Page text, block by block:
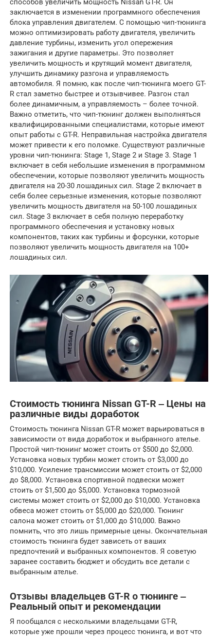
способов увеличить мощность Nissan GT-R. Он
заключается в изменении программного обеспечения
блока управления двигателем. С помощью чип-тюнинга
можно оптимизировать работу двигателя, увеличить
давление турбины, изменить угол опережения
зажигания и другие параметры. Это позволяет
увеличить мощность и крутящий момент двигателя,
улучшить динамику разгона и управляемость
автомобиля. Я помню, как после чип-тюнинга моего GT-
R стал заметно быстрее и отзывчивее. Разгон стал
более динамичным, а управляемость – более точной.
Важно отметить, что чип-тюнинг должен выполняться
квалифицированными специалистами, которые имеют
опыт работы с GT-R. Неправильная настройка двигателя
может привести к его поломке. Существуют различные
уровни чип-тюнинга: Stage 1, Stage 2 и Stage 3. Stage 1
включает в себя небольшие изменения в программном
обеспечении, которые позволяют увеличить мощность
двигателя на 20-30 лошадиных сил. Stage 2 включает в
себя более серьезные изменения, которые позволяют
увеличить мощность двигателя на 50-100 лошадиных
сил. Stage 3 включает в себя полную переработку
программного обеспечения и установку новых
компонентов, таких как турбины и форсунки, которые
позволяют увеличить мощность двигателя на 100+
лошадиных сил.
Стоимость тюнинга Nissan GT-R ‒ Цены на
различные виды доработок
Стоимость тюнинга Nissan GT-R может варьироваться в
зависимости от вида доработок и выбранного ателье.
Простой чип-тюнинг может стоить от $500 до $2,000.
Установка новых турбин может стоить от $3,000 до
$10,000. Усиление трансмиссии может стоить от $2,000
до $8,000. Установка спортивной подвески может
стоить от $1,500 до $5,000. Установка тормозной
системы может стоить от $2,000 до $10,000. Установка
обвеса может стоить от $5,000 до $20,000. Тюнинг
салона может стоить от $1,000 до $10,000. Важно
помнить, что это лишь примерные цены. Окончательная
стоимость тюнинга будет зависеть от ваших
предпочтений и выбранных компонентов. Я советую
заранее составить бюджет и обсудить все детали с
выбранным ателье.
Отзывы владельцев GT-R о тюнинге ‒
Реальный опыт и рекомендации
Я пообщался с несколькими владельцами GT-R,
которые уже прошли через процесс тюнинга, и вот что